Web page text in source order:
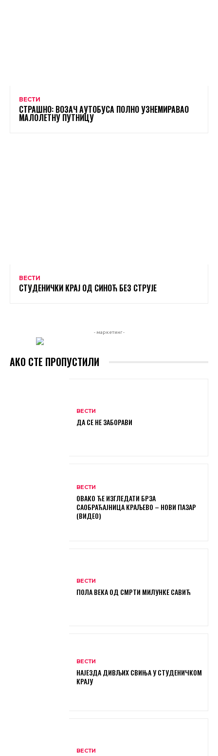
ВЕСТИ
СТРАШНО: ВОЗАЧ АУТОБУСА ПОЛНО УЗНЕМИРАВАО
МАЛОЛЕТНУ ПУТНИЦУ
ВЕСТИ
СТУДЕНИЧКИ КРАЈ ОД СИНОЋ БЕЗ СТРУЈЕ
- маркетинг -
АКО СТЕ ПРОПУСТИЛИ
ВЕСТИ
ДА СЕ НЕ ЗАБОРАВИ
ВЕСТИ
ОВАКО ЋЕ ИЗГЛЕДАТИ БРЗА
САОБРАЋАЈНИЦА КРАЉЕВО – НОВИ ПАЗАР
(ВИДЕО)
ВЕСТИ
ПОЛА ВЕКА ОД СМРТИ МИЛУНКЕ САВИЋ
ВЕСТИ
НАЈЕЗДА ДИВЉИХ СВИЊА У СТУДЕНИЧКОМ
КРАЈУ
ВЕСТИ